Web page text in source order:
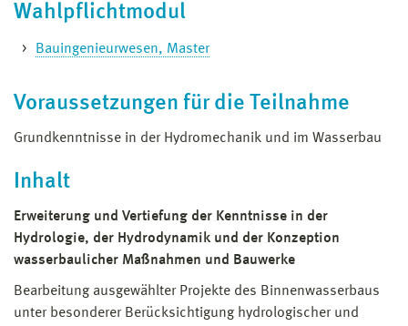
Wahlpflichtmodul
Bauingenieurwesen, Master
Voraussetzungen für die Teilnahme
Grundkenntnisse in der Hydromechanik und im Wasserbau
Inhalt
Erweiterung und Vertiefung der Kenntnisse in der
Hydrologie, der Hydrodynamik und der Konzeption
wasserbaulicher Maßnahmen und Bauwerke
Bearbeitung ausgewählter Projekte des Binnenwasserbaus
unter besonderer Berücksichtigung hydrologischer und